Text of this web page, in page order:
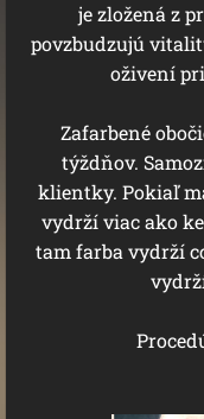
je zložená z
povzbudzujú
oživení
Zafarbené
týždňov.
klientky. Pokiaľ
vydrží viac ako
tam farba vydrží